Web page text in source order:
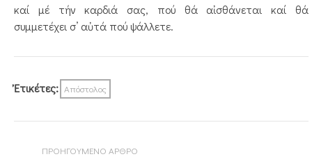
καί μέ τήν καρδιά σας, πού θά αἰσθάνεται καί θά
συμμετέχει σ’ αὐτά πού ψάλλετε.
Ἐτικέτες: Απόστολος
ΠΡΟΗΓΟΥΜΕΝΟ ΑΡΘΡΟ